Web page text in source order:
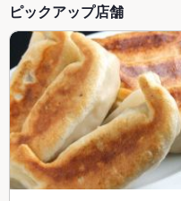
ピックアップ店舗